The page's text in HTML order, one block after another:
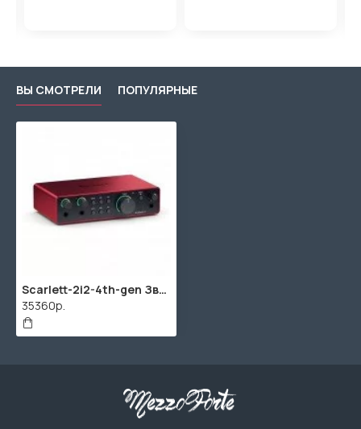
ВЫ СМОТРЕЛИ ПОПУЛЯРНЫЕ
Scarlett-2i2-4th-gen Звуковая карта USB, 24бит/192 кГц, 2 входа-2 выхода, Focusrite
35360р.